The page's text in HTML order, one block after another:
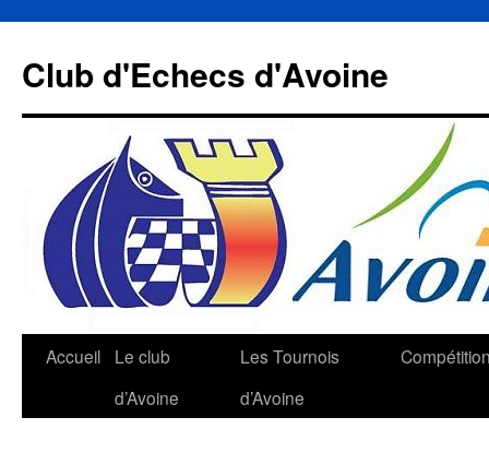
contenu
Club d'Echecs d'Avoine
Accueil
Le club
d’Avoine
Les Tournois
d’Avoine